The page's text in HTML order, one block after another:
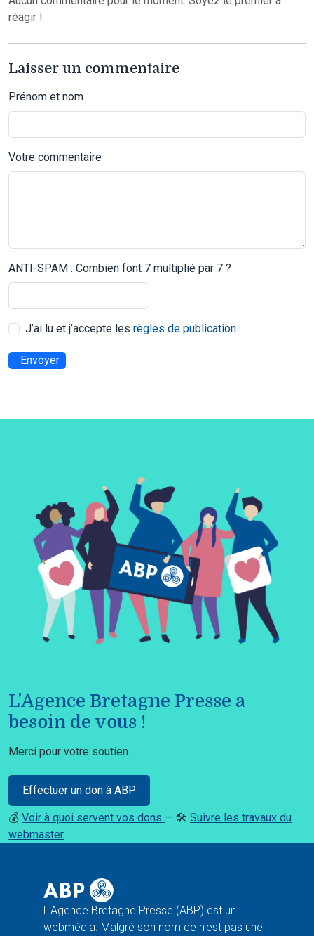
réagir !
Laisser un commentaire
Prénom et nom
Votre commentaire
ANTI-SPAM : Combien font 7 multiplié par 7 ?
J’ai lu et j’accepte les règles de publication.
Envoyer
L'Agence Bretagne Presse a
besoin de vous !
Merci pour votre soutien.
Effectuer un don à ABP
💰 Voir à quoi servent vos dons — 🛠️ Suivre les travaux du
webmaster
L'Agence Bretagne Presse (ABP) est un
webmédia. Malgré son nom ce n'est pas une